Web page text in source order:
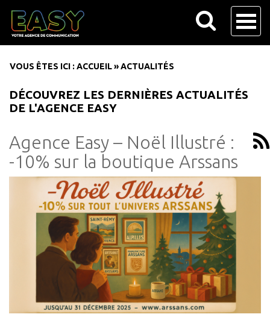
VOUS ÊTES ICI : ACCUEIL»ACTUALITÉS
DÉCOUVREZ LES DERNIÈRES ACTUALITÉS
DE L'AGENCE EASY
Agence Easy – Noël Illustré :
-10% sur la boutique Arssans